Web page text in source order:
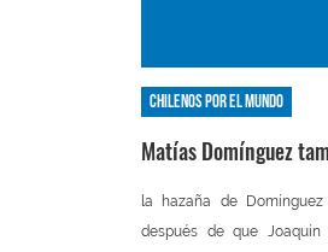
Chilenos por el mundo
Matías Domínguez
la hazaña de
después de que